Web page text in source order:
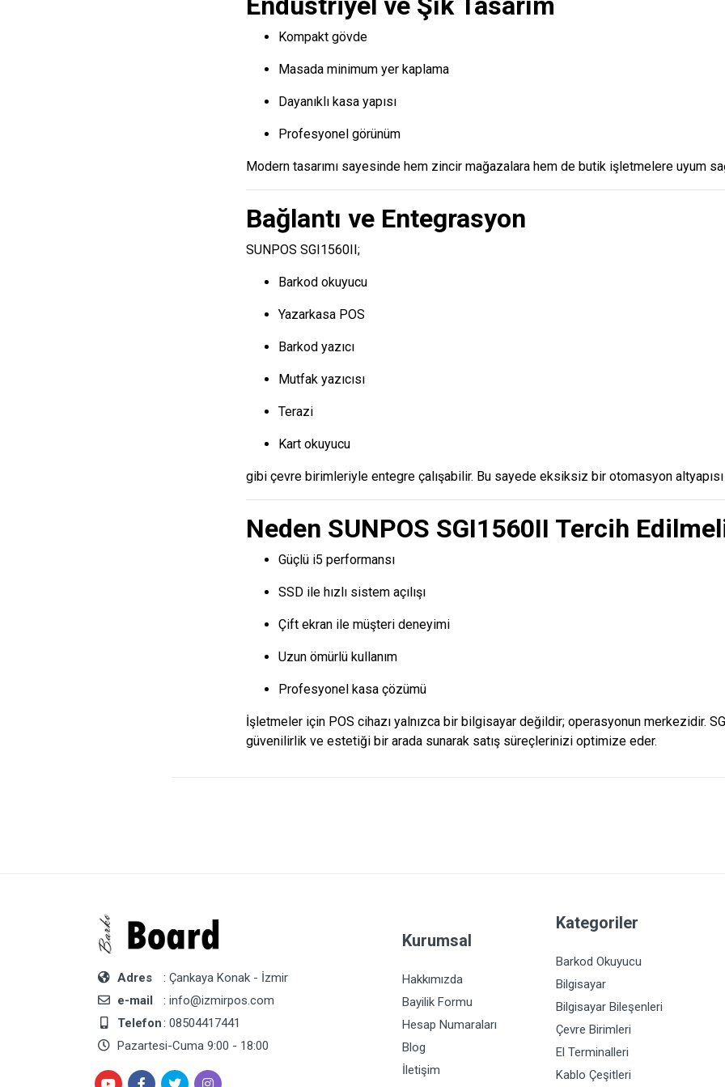
Kompakt gövde
Masada minimum yer kaplama
Dayanıklı kasa yapısı
Profesyonel görünüm
Modern tasarımı sayesinde hem zincir mağazalara hem de butik işletmelere uyum
Bağlantı ve Entegrasyon
SUNPOS SGI1560II;
Barkod okuyucu
Yazarkasa POS
Barkod yazıcı
Mutfak yazıcısı
Terazi
Kart okuyucu
gibi çevre birimleriyle entegre çalışabilir. Bu sayede eksiksiz bir otomasyon
Neden SUNPOS SGI1560II Tercih
Güçlü i5 performansı
SSD ile hızlı sistem açılışı
Çift ekran ile müşteri deneyimi
Uzun ömürlü kullanım
Profesyonel kasa çözümü
İşletmeler için POS cihazı yalnızca bir bilgisayar değildir; operasyonun merkezidir.
güvenilirlik ve estetiği bir arada sunarak satış süreçlerinizi optimize eder.
Adres
: Çankaya Konak - İzmir
e-mail
: info@izmirpos.com
Telefon: 08504417441
Pazartesi-Cuma 9:00 - 18:00
Kurumsal
Hakkımızda
Bayilik Formu
Hesap Numaraları
Blog
İletişim
Kategoriler
Barkod Okuyucu
Bilgisayar
Bilgisayar Bileşenleri
Çevre Birimleri
El Terminalleri
Kablo Çeşitleri